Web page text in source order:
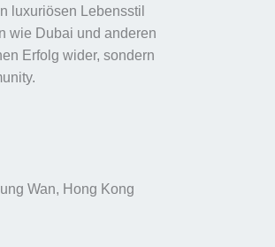
luxuriösen Lebensstil
wie Dubai und anderen
Erfolg wider, sondern
Wan, Hong Kong